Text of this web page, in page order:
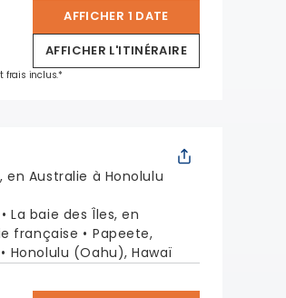
AFFICHER 1 DATE
AFFICHER L'ITINÉRAIRE
frais inclus.*
en Australie à Honolulu
La baie des Îles, en
française
Papeete,
Honolulu (Oahu), Hawaï